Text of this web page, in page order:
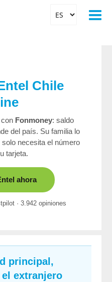
Chile
con Fonmoney: saldo
del país. Su familia lo
necesita el número
tarjeta.
ahora
· 3.942 opiniones
principal,
el extranjero